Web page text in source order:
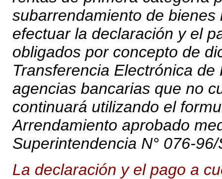
subarrendamiento de
efectuar la declaración y el
obligados por concepto de
Transferencia Electrónica
agencias bancarias que no
continuará utilizando el
Arrendamiento aprobado
Superintendencia N° 076-96/
La declaración y el pago a